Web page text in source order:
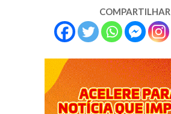
COMPARTILHAR